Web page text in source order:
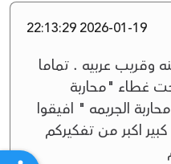
2026-01-19 22:13:29
وقريب عربيه . تماما
غطاء "محاربة
الجريمه " افيقوا
اكبر من تفكيركم